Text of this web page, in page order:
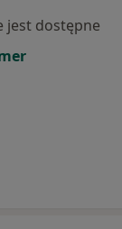
jest dostępne